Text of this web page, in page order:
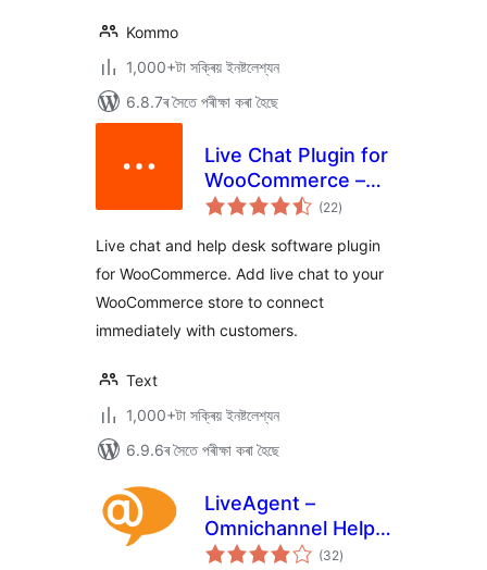
Kommo
1,000+টা সক্ৰিয় ইনষ্টলেশ্যন
6.8.7ৰ সৈতে পৰীক্ষা কৰা হৈছে
Live Chat Plugin for
WooCommerce –
LiveChat
(22টা
মুঠ)
Live chat and help desk software plugin
for WooCommerce. Add live chat to your
WooCommerce store to connect
immediately with customers.
Text
1,000+টা সক্ৰিয় ইনষ্টলেশ্যন
6.9.6ৰ সৈতে পৰীক্ষা কৰা হৈছে
LiveAgent –
Omnichannel Help
Desk & Live Chat
(32টা
মুঠ)